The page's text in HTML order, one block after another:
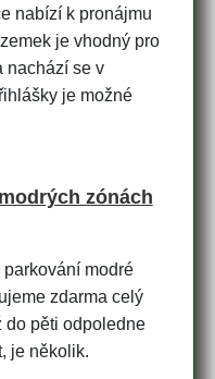
nabízí k pronájmu
je vhodný pro
nachází se v
je možné
zónách
modré
zdarma celý
do pěti odpoledne
je několik.